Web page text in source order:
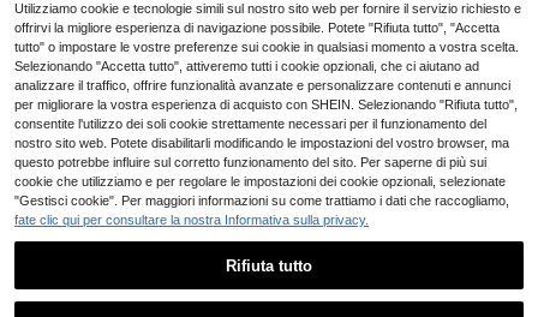
Festa della Mamma, Festa del Pap
à, Ringraziamento, San Valentino e
regali per matrimoni e festività
Grembiule da cucina nero in spugna
con stampa fotografica personalizz
ata, grembiule moderno in poliester
e resistente all'olio, grembiuli perso
nalizzati per coppie, grembiuli da c
ucina personalizzati, grembiuli per l
a casa in stile nordico, abbigliament
o da cucina personalizzato, grembi
uli da chef antipolvere, grembiuli pe
r feste di matrimonio, armonia dome
stica.
8 .48€
1
Utilizziamo cookie e tecnologie simili sul nostro sito web per fornire il servizio richiesto e
offrirvi la migliore esperienza di navigazione possibile. Potete "Rifiuta tutto", "Accetta
tutto" o impostare le vostre preferenze sui cookie in qualsiasi momento a vostra scelta.
Selezionando "Accetta tutto", attiveremo tutti i cookie opzionali, che ci aiutano ad
analizzare il traffico, offrire funzionalità avanzate e personalizzare contenuti e annunci
per migliorare la vostra esperienza di acquisto con SHEIN. Selezionando "Rifiuta tutto",
consentite l'utilizzo dei soli cookie strettamente necessari per il funzionamento del
nostro sito web. Potete disabilitarli modificando le impostazioni del vostro browser, ma
questo potrebbe influire sul corretto funzionamento del sito. Per saperne di più sui
cookie che utilizziamo e per regolare le impostazioni dei cookie opzionali, selezionate
"Gestisci cookie". Per maggiori informazioni su come trattiamo i dati che raccogliamo,
fate clic qui per consultare la nostra Informativa sulla privacy.
Rifiuta tutto